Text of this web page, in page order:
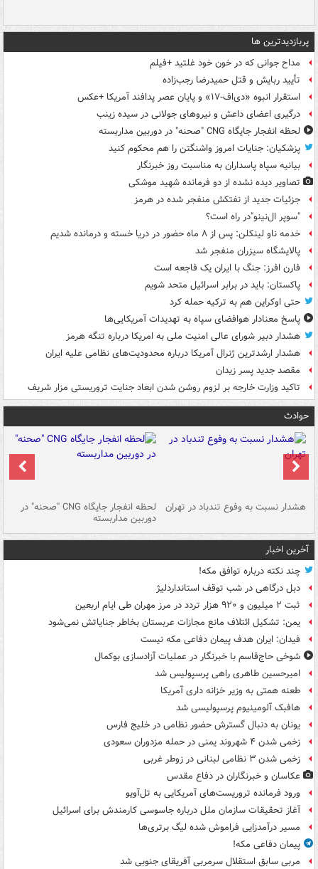
پربازدیدترین ها
مداح جوانی که در خون خود غلتید +فیلم
تأیید ربایش و قتل حمیدرضا رجب‌زاده
استقرار انبوه «دی‌اف‑۱۷» و پایان عصر پدافند آمریکا +عکس
درگیری اعضای داعش و نیروهای جولانی در سیده زینب
لحظه انفجار جایگاه CNG "صحنه" در دوربین مداربسته
پزشکیان: جنایات امروز واشنگتن را هم محکوم کنید
بیانیه سپاه پاسداران به مناسبت روز خبرنگار
تصاویر دیده‌ نشده از دو فرمانده شهید موشکی
جزئیات جدید از نفتکش منفجر شده در هرمز
"سوپر ال‌نینو"در راه است؟
خدمه ناو لینکلن: پس از ۸ ماه حضور در دریا خسته و درمانده‌ شدیم
پالایشگاه سیزران منفجر شد
فارن افرز: جنگ با ایران یک فاجعه است
پاکستان: باید در برابر اسرائیل متحد شویم
حتی اوکراین هم به ترکیه حمله کرد
پاسخ معنادار هوافضای سپاه به تهدیدات آمریکایی‌ها
هشدار دبیر شورای عالی امنیت ملی به امریکا درباره تنگه هرمز
هشدار ارشدترین ژنرال آمریکا درباره محدودیت‌های نظامی علیه ایران
مقصد جدید پسر زیدان
تاکید وزارت خارجه بر لزوم روشن شدن ابعاد جنایت تروریستی مزار شریف
حوادث
هشدار نسبت به وفوع تندباد در تهران لحظه انفجار جایگاه CNG "صحنه" در
دوربین مداربسته
آخرین اخبار
چند نکته درباره توافق مکه!
دبل درگاهی در شب توقف استانداردلیژ
ثبت ۲ میلیون و ۹۲۰ هزار تردد در مرز مهران طی ایام اربعین
یمن: تشکیل ائتلاف مانع مجازات عربستان بخاطر جنایاتش نمی‌شود
فیدان: ایران هدف پیمان دفاعی مکه نیست
شوخی حاج‌قاسم با خبرنگار در عملیات آزادسازی بوکمال
امیرحسین طاهری راهی پرسپولیس شد
طعنه همتی به وزیر خزانه داری آمریکا
هافبک آلومینیوم پرسپولیسی شد
یونان به دنبال گسترش حضور نظامی در خلیج فارس
زخمی شدن ۴ شهروند یمنی در حمله مزدوران سعودی
زخمی شدن ۳ نظامی لبنانی در زوطر غربی
عکاسان و خبرنگاران در دفاع مقدس
ورود فرمانده تروریست‌های آمریکایی به تل‌آویو
آغاز تحقیقات سازمان ملل درباره جاسوسی کارمندش برای اسرائیل
مسیر درآمدزایی فراموش شده لیگ برتری‌ها
پیمان دفاعی مکه!
مربی سابق استقلال سرمربی آفریقای جنوبی شد